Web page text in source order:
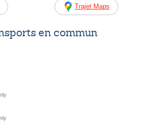
Trajet Maps
en commun